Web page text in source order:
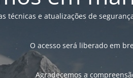
técnicas e atualizações de
O acesso será liberado em
Agradecemos a